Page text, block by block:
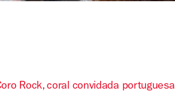
Rock, coral convidada portuguesa